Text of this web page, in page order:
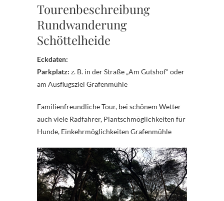
Tourenbeschreibung
Rundwanderung
Schöttelheide
Eckdaten:
Parkplatz: z. B. in der Straße „Am Gutshof“ oder
am Ausflugsziel Grafenmühle
Familienfreundliche Tour, bei schönem Wetter
auch viele Radfahrer, Plantschmöglichkeiten für
Hunde, Einkehrmöglichkeiten Grafenmühle